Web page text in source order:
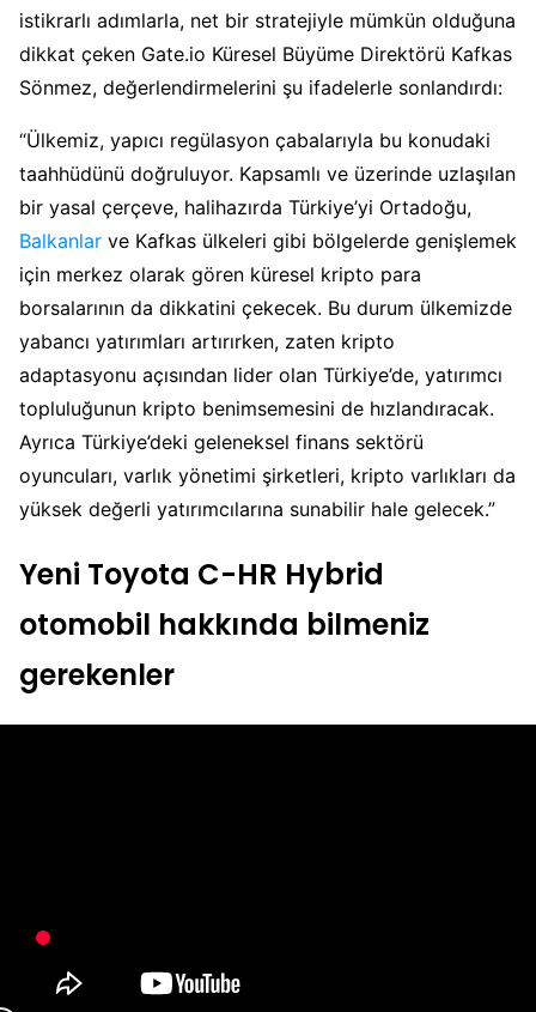
istikrarlı adımlarla, net bir stratejiyle mümkün olduğuna
dikkat çeken Gate.io Küresel Büyüme Direktörü Kafkas
Sönmez, değerlendirmelerini şu ifadelerle sonlandırdı:
“Ülkemiz, yapıcı regülasyon çabalarıyla bu konudaki
taahhüdünü doğruluyor. Kapsamlı ve üzerinde uzlaşılan
bir yasal çerçeve, halihazırda Türkiye’yi Ortadoğu,
Balkanlar ve Kafkas ülkeleri gibi bölgelerde genişlemek
için merkez olarak gören küresel kripto para
borsalarının da dikkatini çekecek. Bu durum ülkemizde
yabancı yatırımları artırırken, zaten kripto
adaptasyonu açısından lider olan Türkiye’de, yatırımcı
topluluğunun kripto benimsemesini de hızlandıracak.
Ayrıca Türkiye’deki geleneksel finans sektörü
oyuncuları, varlık yönetimi şirketleri, kripto varlıkları da
yüksek değerli yatırımcılarına sunabilir hale gelecek.”
Yeni Toyota C-HR Hybrid
otomobil hakkında bilmeniz
gerekenler